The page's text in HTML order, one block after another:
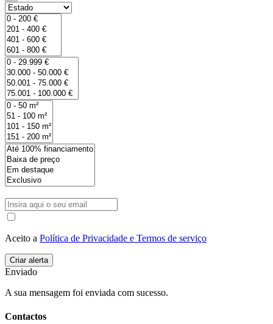
Aceito a Política de Privacidade e Termos de serviço
Enviado
A sua mensagem foi enviada com sucesso.
Contactos